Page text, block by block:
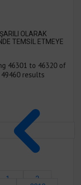
OLARAK
TEMSİL ETMEYE
46301 to 46320of
49460results
1
2